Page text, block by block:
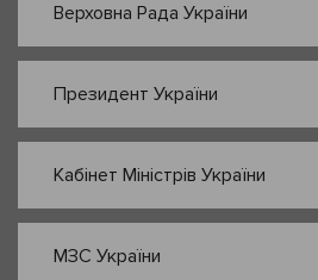
Верховна Рада України
Президент України
Кабінет Міністрів України
МЗС України